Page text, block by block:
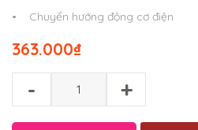
• Chuyển hướng động cơ điện
₫
363.000
- +